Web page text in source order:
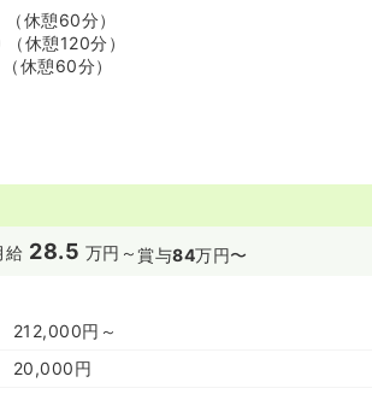
休憩60分）
休憩120分）
休憩60分）
給 28.5 万円～賞与84万円〜
212,000円～
20,000円